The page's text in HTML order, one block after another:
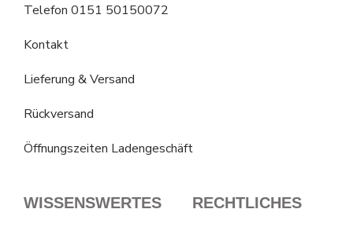
Telefon 0151 50150072
Kontakt
Lieferung & Versand
Rückversand
Öffnungszeiten Ladengeschäft
WISSENSWERTES RECHTLICHES